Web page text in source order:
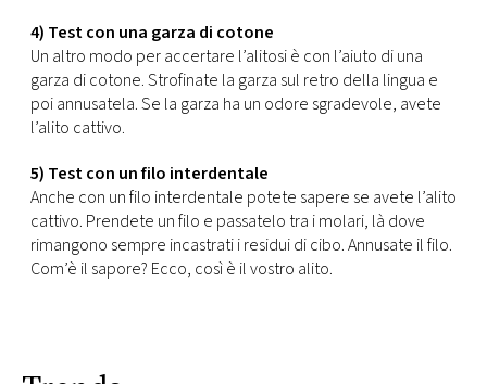
4) Test con una garza di cotone
Un altro modo per accertare l’alitosi è con l’aiuto di una
garza di cotone. Strofinate la garza sul retro della lingua e
poi annusatela. Se la garza ha un odore sgradevole, avete
l’alito cattivo.
5) Test con un filo interdentale
Anche con un filo interdentale potete sapere se avete l’alito
cattivo. Prendete un filo e passatelo tra i molari, là dove
rimangono sempre incastrati i residui di cibo. Annusate il filo.
Com’è il sapore? Ecco, così è il vostro alito.